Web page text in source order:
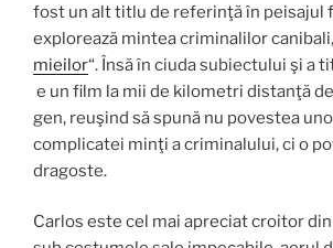
fost un alt titlu de referinţă în peisajul
explorează mintea criminalilor canibali,
mieilor“. Însă în ciuda subiectului şi a
e un film la mii de kilometri distanţă
gen, reuşind să spună nu povestea
complicatei minţi a criminalului, ci o
dragoste.
Carlos este cel mai apreciat croitor din